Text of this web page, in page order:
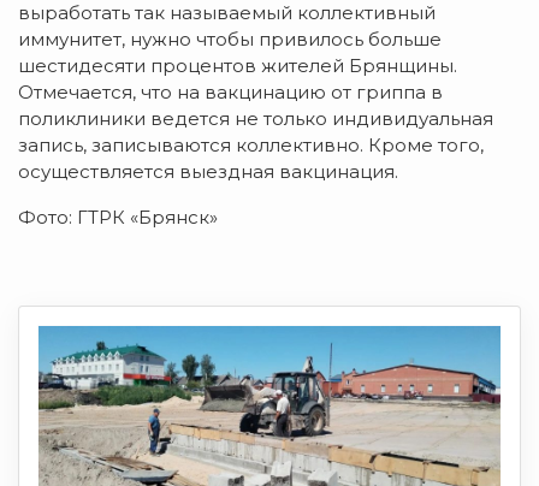
выработать так называемый коллективный
иммунитет, нужно чтобы привилось больше
шестидесяти процентов жителей Брянщины.
Отмечается, что на вакцинацию от гриппа в
поликлиники ведется не только индивидуальная
запись, записываются коллективно. Кроме того,
осуществляется выездная вакцинация.
Фото: ГТРК «Брянск»